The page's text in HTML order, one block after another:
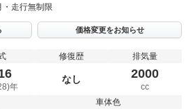
・走行無制限
価格変更をお知らせ
年
修復歴
なし
排気量
2000
cc
車体色